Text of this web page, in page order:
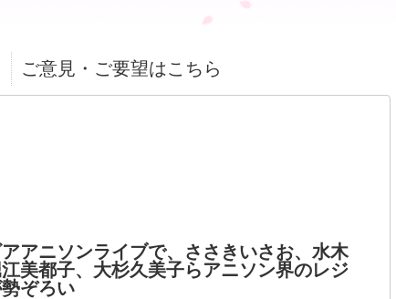
ご意見・ご要望はこちら
アニソンライブで、ささきいさお、水木
美都子、大杉久美子らアニソン界のレジ
ぞろい